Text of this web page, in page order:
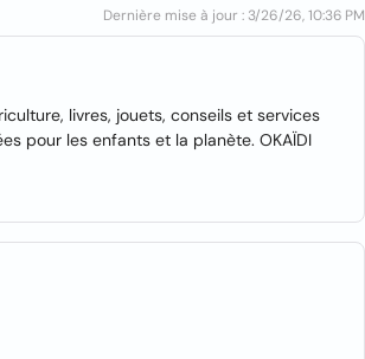
Dernière mise à jour : 3/26/26, 10:36 PM
livres, jouets, conseils et services
pour les enfants et la planète. OKAÏDI